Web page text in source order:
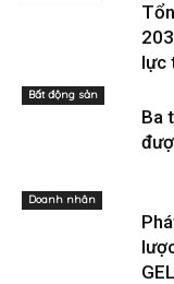
lực
Bất động sản
Ba
Doanh nhân